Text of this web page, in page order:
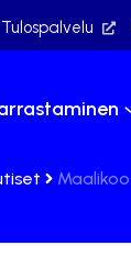
Tulospalvelu